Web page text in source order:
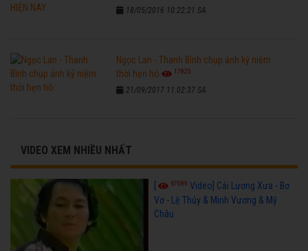
18/05/2016 10:22:21 SA
Ngọc Lan - Thanh Bình chụp ảnh kỷ niệm
thời hẹn hò
17825
21/09/2017 11:02:37 SA
VIDEO XEM NHIỀU NHẤT
[ 67089 Video] Cải Lương Xưa - Bơ
Vơ - Lệ Thủy & Minh Vương & Mỹ
Châu